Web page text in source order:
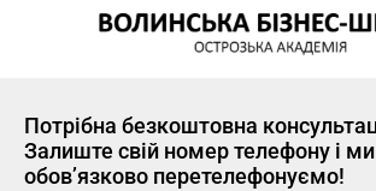
Потрібна безкоштовна
Залиште свій номер телефону і
обов’язково перетелефонуємо!